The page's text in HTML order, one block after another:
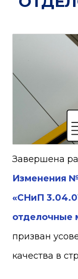
Завершена
Изменения №
«СНиП
отделочные
призван
качества в